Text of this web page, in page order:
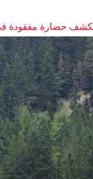
تكشف حضارة مفقودة